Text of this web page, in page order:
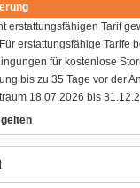
erstattungsfähigen Tarif
erstattungsfähige Tarife
für kostenlose
bis zu 35 Tage vor der
18.07.2026 bis